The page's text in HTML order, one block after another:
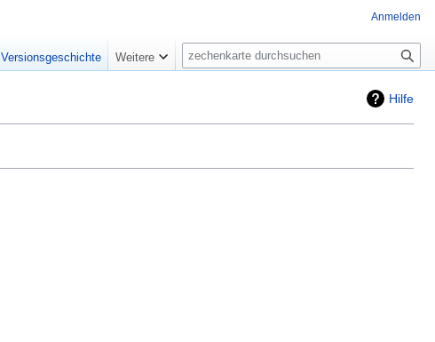
Hilfe
Anmelden
Versionsgeschichte Weitere
Suche